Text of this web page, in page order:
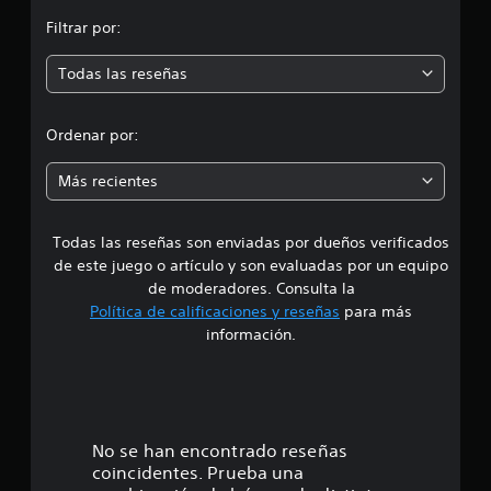
m
e
i
a
d
Filtrar por:
Todas las reseñas
Ordenar por:
Más recientes
Todas las reseñas son enviadas por dueños verificados
de este juego o artículo y son evaluadas por un equipo
de moderadores. Consulta la
Política de calificaciones y reseñas para más
información.
No se han encontrado reseñas
coincidentes. Prueba una